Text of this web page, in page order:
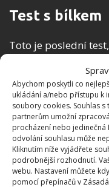
Abychom poskytli co
ukládání a/nebo přístupu k
soubory cookies. Souhlas
partnerům umožní
procházení nebo jedinečná
odvolání souhlasu může
Kliknutím níže vyjádřete
podrobnější rozhodnutí.
webu. Nastavení můžete
pomocí přepínačů v
Test s bílkem
Toto je poslední
tím, než ho budete
vajec potvrdíte. Jak
a to na rovnou
bude dít. Sledujte
působí poměrně
vajíčko je čerstvé.
a začíná se